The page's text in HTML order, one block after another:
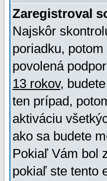
Zaregistroval
Najskôr
poriadku,
povolená
13 rokov,
ten prípad,
aktiváciu
ako sa budete
Pokiaľ Vám bol
pokiaľ ste tento